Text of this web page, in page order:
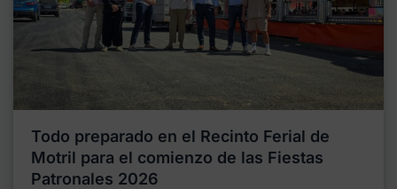
Todo preparado en el Recinto Ferial de
Motril para el comienzo de las Fiestas
Patronales 2026